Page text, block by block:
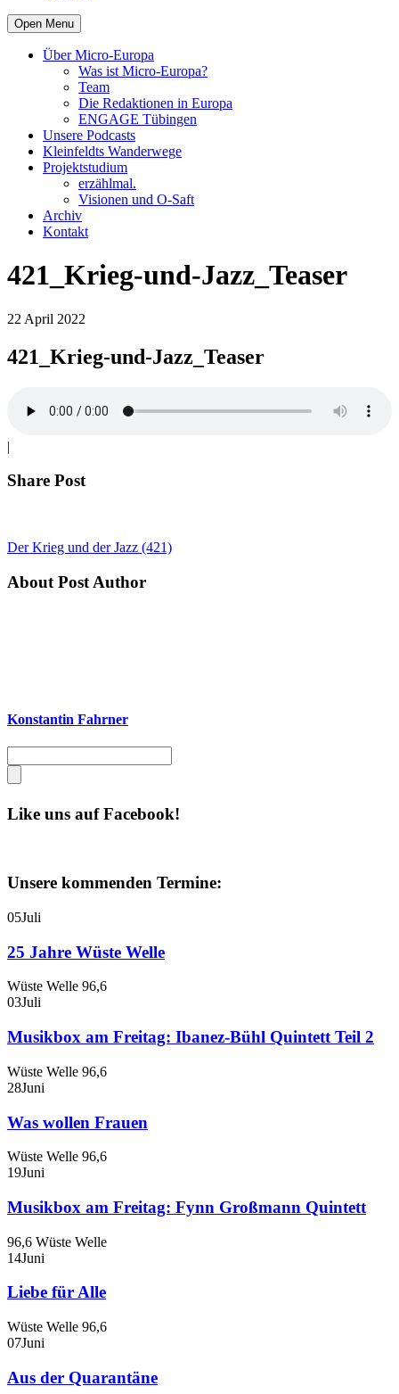
Open Menu
Über Micro-Europa
Was ist Micro-Europa?
Team
Die Redaktionen in Europa
ENGAGE Tübingen
Unsere Podcasts
Kleinfeldts Wanderwege
Projektstudium
erzählmal.
Visionen und O-Saft
Archiv
Kontakt
421_Krieg-und-Jazz_Teaser
22 April 2022
421_Krieg-und-Jazz_Teaser
|
Share Post
Der Krieg und der Jazz (421)
About Post Author
Konstantin Fahrner
Like uns auf Facebook!
Unsere kommenden Termine:
05Juli
25 Jahre Wüste Welle
Wüste Welle 96,6
03Juli
Musikbox am Freitag: Ibanez-Bühl Quintett Teil 2
Wüste Welle 96,6
28Juni
Was wollen Frauen
Wüste Welle 96,6
19Juni
Musikbox am Freitag: Fynn Großmann Quintett
96,6 Wüste Welle
14Juni
Liebe für Alle
Wüste Welle 96,6
07Juni
Aus der Quarantäne